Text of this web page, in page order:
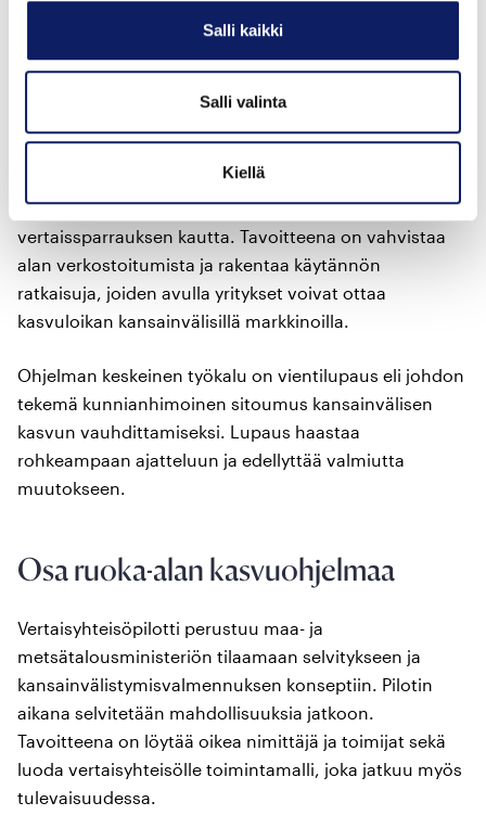
Salli kaikki
Salli valinta
Kiellä
ja odottava. ”Yhteinen tahtotila on nyt olemassa.”
Vientilupaus haastaa
Vertaisyhteisö kokoontuu vuoden aikana neljä kertaa.
Tapaamisissa pureudutaan viennin kasvun esteisiin
vertais­sparrauksen kautta. Tavoitteena on vahvistaa
alan verkostoitumista ja rakentaa käytännön
ratkaisuja, joiden avulla yritykset voivat ottaa
kasvuloikan kansainvälisillä markkinoilla.
Ohjelman keskeinen työkalu on vientilupaus eli johdon
tekemä kunnianhimoinen sitoumus kansainvälisen
kasvun vauhdittamiseksi. Lupaus haastaa
rohkeampaan ajatteluun ja edellyttää valmiutta
muutokseen.
Osa ruoka-alan kasvuohjelmaa
Vertaisyhteisöpilotti perustuu maa- ja
metsätalousministeriön tilaamaan selvitykseen ja
kansainvälistymisvalmennuksen konseptiin. Pilotin
aikana selvitetään mahdollisuuksia jatkoon.
Tavoitteena on löytää oikea nimittäjä ja toimijat sekä
luoda vertaisyhteisölle toimintamalli, joka jatkuu myös
tulevaisuudessa.